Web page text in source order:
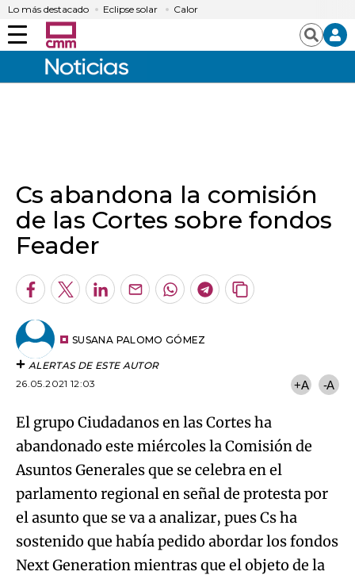
Lo más destacado Eclipse solar Calor
Menú Buscar
Cs abandona la comisión
de las Cortes sobre fondos
Feader
Facebook
TwitterLinkedInEnviarWhatsapp
Telegram
Copiar
SUSANA PALOMO GÓMEZ
ALERTAS DE ESTE AUTOR
26.05.2021 12:03
+A -A
El grupo Ciudadanos en las Cortes ha
abandonado este miércoles la Comisión de
Asuntos Generales que se celebra en el
parlamento regional en señal de protesta por
el asunto que se va a analizar, pues Cs ha
sostenido que había pedido abordar los fondos
Next Generation mientras que el objeto de la